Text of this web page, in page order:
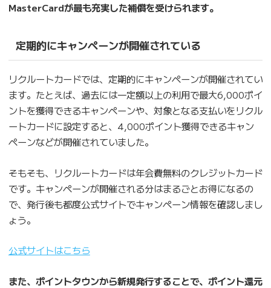
MasterCardが最も充実した補償を受けられます。
定期的にキャンペーンが開催されている
リクルートカードでは、定期的にキャンペーンが開催されてい
ます。たとえば、過去には一定額以上の利用で最大6,000ポイ
ントを獲得できるキャンペーンや、対象となる支払いをリクル
ートカードに設定すると、4,000ポイント獲得できるキャン
ペーンなどが開催されていました。
そもそも、リクルートカードは年会費無料のクレジットカード
です。キャンペーンが開催される分はまるごとお得になるの
で、発行後も都度公式サイトでキャンペーン情報を確認しまし
ょう。
公式サイトはこちら
また、ポイントタウンから新規発行することで、ポイント還元